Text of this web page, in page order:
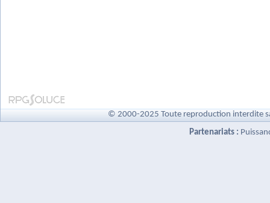
© 2000-2025 Toute reproduction interdite
Partenariats :